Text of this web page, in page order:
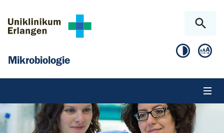
Mikrobiologie